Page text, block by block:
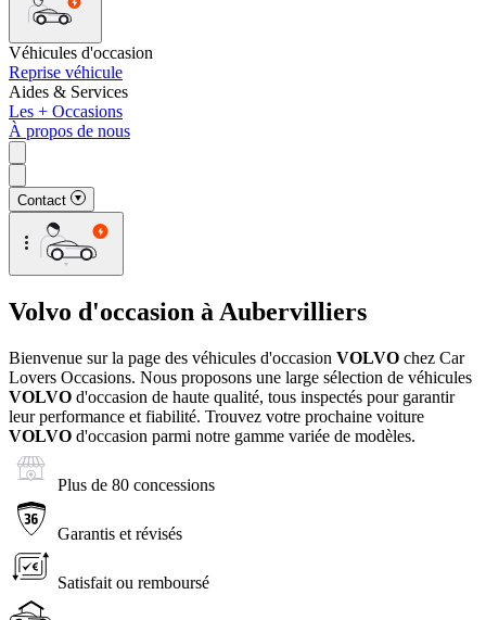
Véhicules d'occasion
Reprise véhicule
Aides & Services
Les + Occasions
À propos de nous
Contact
Volvo d'occasion à Aubervilliers
Bienvenue sur la page des véhicules d'occasion VOLVO chez Car
Lovers Occasions. Nous proposons une large sélection de véhicules
VOLVO d'occasion de haute qualité, tous inspectés pour garantir
leur performance et fiabilité. Trouvez votre prochaine voiture
VOLVO d'occasion parmi notre gamme variée de modèles.
Plus de 80 concessions
Garantis et révisés
Satisfait ou remboursé